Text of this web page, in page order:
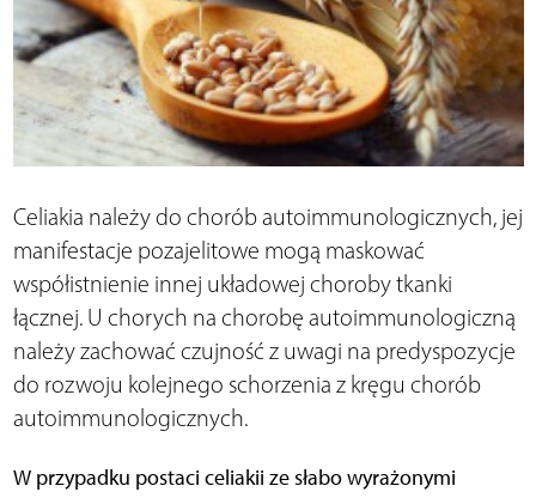
Celiakia należy do chorób autoimmunologicznych, jej
manifestacje pozajelitowe mogą maskować
współistnienie innej układowej choroby tkanki
łącznej. U chorych na chorobę autoimmunologiczną
należy zachować czujność z uwagi na predyspozycje
do rozwoju kolejnego schorzenia z kręgu chorób
autoimmunologicznych.
W przypadku postaci celiakii ze słabo wyrażonymi